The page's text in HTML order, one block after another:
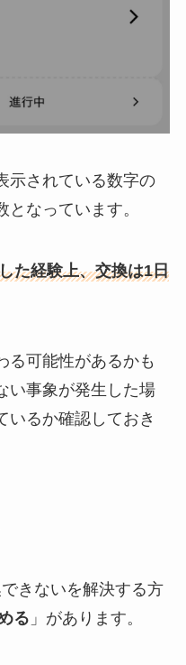
示されている数字の
なっています。
た経験上、交換は1日
る可能性があるかも
い事象が発生した場
いるか確認しておき
きないを解決する方
る 」があります。